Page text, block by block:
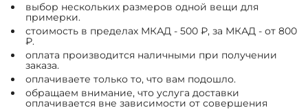
выбор нескольких размеров одной вещи для
примерки.
стоимость в пределах МКАД - 500 ₽, за МКАД - от 800
₽.
оплата производится наличными при получении
заказа.
оплачиваете только то, что вам подошло.
обращаем внимание, что услуга доставки
оплачивается вне зависимости от совершения